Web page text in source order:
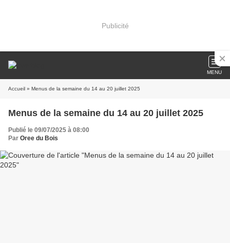
Publicité
MENU
Accueil » Menus de la semaine du 14 au 20 juillet 2025
Menus de la semaine du 14 au 20 juillet 2025
Publié le 09/07/2025 à 08:00
Par Oree du Bois